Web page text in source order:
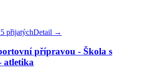
5 přijatýchDetail →
přípravou - Škola s
atletika